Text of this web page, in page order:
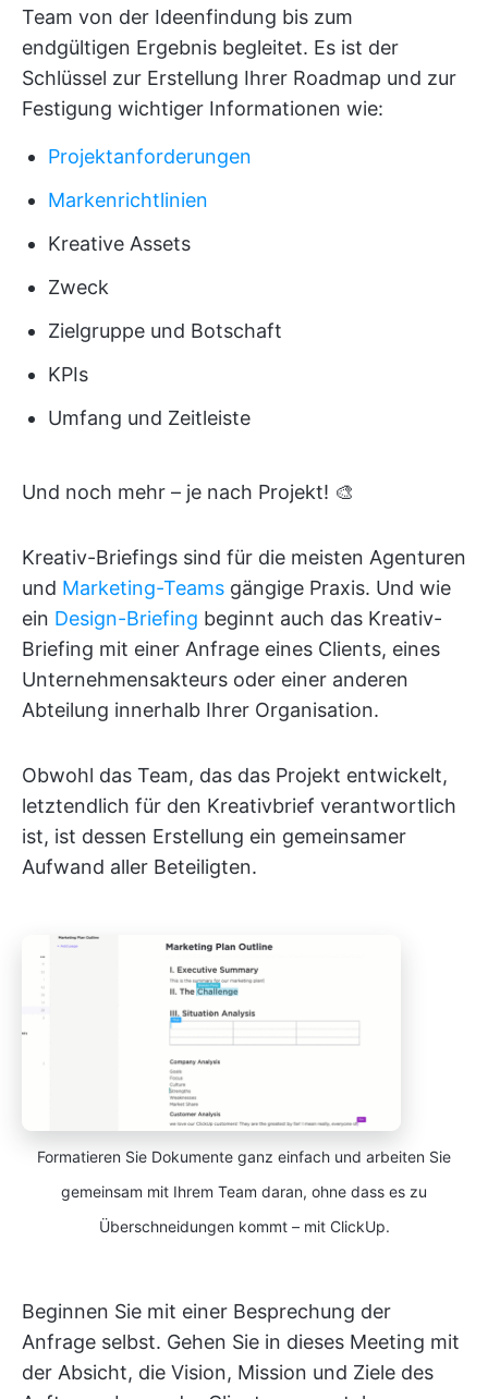
Team von der Ideenfindung bis zum
endgültigen Ergebnis begleitet. Es ist der
Schlüssel zur Erstellung Ihrer Roadmap und zur
Festigung wichtiger Informationen wie:
Projektanforderungen
Markenrichtlinien
Kreative Assets
Zweck
Zielgruppe und Botschaft
KPIs
Umfang und Zeitleiste
Und noch mehr – je nach Projekt! 🎨
Kreativ-Briefings sind für die meisten Agenturen
und Marketing-Teams gängige Praxis. Und wie
ein Design-Briefing beginnt auch das Kreativ-
Briefing mit einer Anfrage eines Clients, eines
Unternehmensakteurs oder einer anderen
Abteilung innerhalb Ihrer Organisation.
Obwohl das Team, das das Projekt entwickelt,
letztendlich für den Kreativbrief verantwortlich
ist, ist dessen Erstellung ein gemeinsamer
Aufwand aller Beteiligten.
Formatieren Sie Dokumente ganz einfach und arbeiten Sie
gemeinsam mit Ihrem Team daran, ohne dass es zu
Überschneidungen kommt – mit ClickUp.
Beginnen Sie mit einer Besprechung der
Anfrage selbst. Gehen Sie in dieses Meeting mit
der Absicht, die Vision, Mission und Ziele des